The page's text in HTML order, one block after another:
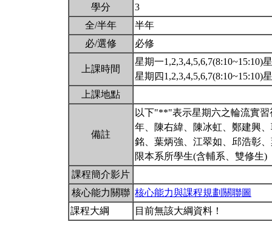
學分
3
全/半年
半年
必/選修
必修
上課時間
星期一1,2,3,4,5,6,7(8:10~15:10)
星期四1,2,3,4,5,6,7(8:10~15:10)
上課地點
備註
以下"**"表示星期六之輪流實
年、陳右緯、陳冰虹、鄭建興
銘、葉炳強、江翠如、邱浩彰
限本系所學生(含輔系、雙修生)
課程簡介影片
核心能力關聯 核心能力與課程規劃關聯圖
課程大綱
目前無該大綱資料！